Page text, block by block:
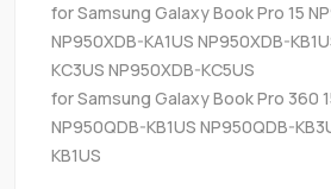
for Samsung Galaxy Book Pro 15
NP950XDB-KA1US NP950XDB-
KC3US NP950XDB-KC5US
for Samsung Galaxy Book Pro 360
NP950QDB-KB1US NP950QDB-
KB1US